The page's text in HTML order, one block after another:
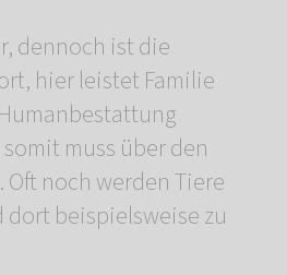
dennoch ist die
hier leistet Familie
muss über den
noch werden Tiere
beispielsweise zu